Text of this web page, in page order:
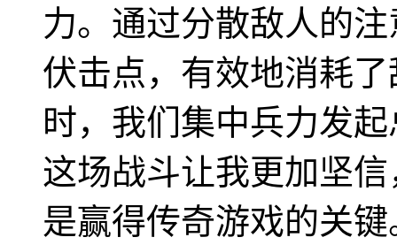
力。通过分散敌人的
伏击点，有效地消耗
时，我们集中兵力发
这场战斗让我更加坚
是赢得传奇游戏的关键